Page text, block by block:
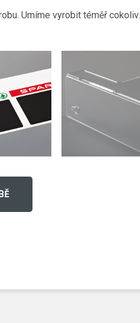
Umíme vyrobit téměř cokoliv.